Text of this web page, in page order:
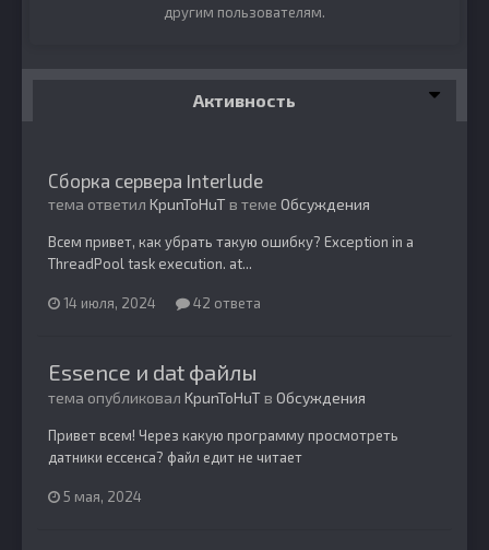
другим пользователям.
Активность
Сборка сервера Interlude
тема ответил KpunToHuT в теме Обсуждения
Всем привет, как убрать такую ошибку? Exception in a
ThreadPool task execution. at...
14 июля, 2024 42 ответа
Essence и dat файлы
тема опубликовал KpunToHuT в Обсуждения
Привет всем! Через какую программу просмотреть
датники ессенса? файл едит не читает
5 мая, 2024